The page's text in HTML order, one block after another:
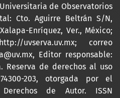
de Observatorios
Cto. Aguirre Beltrán S/N,
Enríquez, Ver., México;
http://uvserva.uv.mx; correo
Editor responsable:
Reserva de derechos al uso
203, otorgada por el
de Autor. ISSN